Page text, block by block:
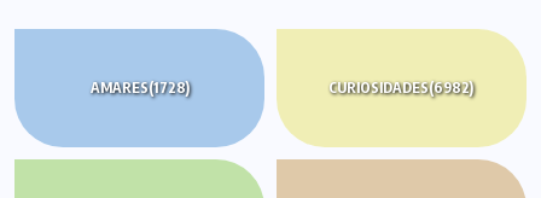
AMARES(1728) CURIOSIDADES(6982)